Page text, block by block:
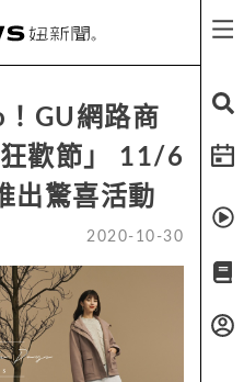
GU網路商
歡節」 11/6
出驚喜活動
2020-10-30